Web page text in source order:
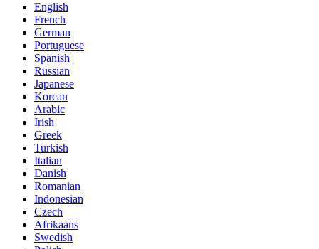
English
French
German
Portuguese
Spanish
Russian
Japanese
Korean
Arabic
Irish
Greek
Turkish
Italian
Danish
Romanian
Indonesian
Czech
Afrikaans
Swedish